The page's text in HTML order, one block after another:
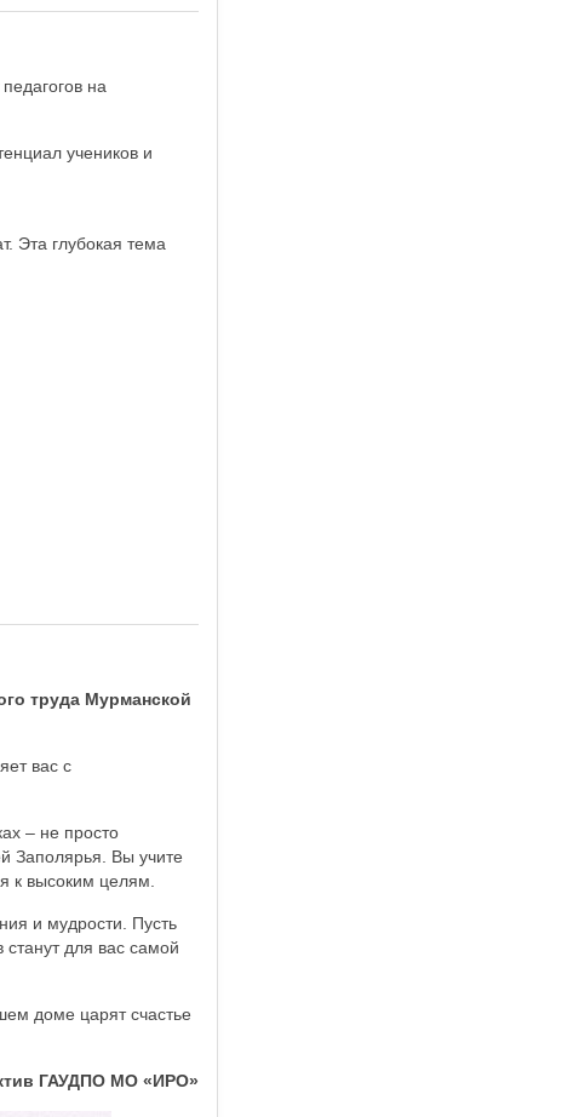
на
учеников и
Эта глубокая тема
труда Мурманской
вас с
– не просто
Заполярья. Вы учите
к высоким целям.
и мудрости. Пусть
станут для вас самой
доме царят счастье
ГАУДПО МО «ИРО»